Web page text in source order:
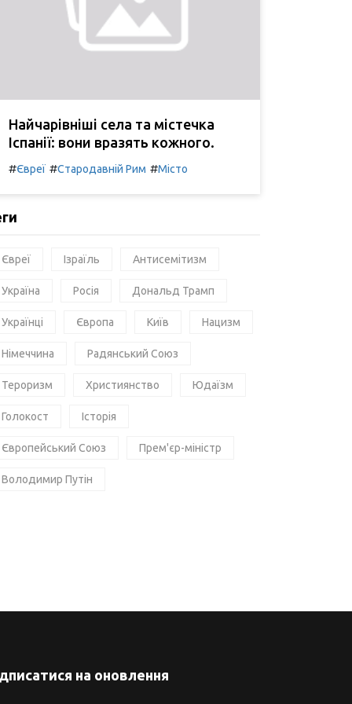
Найчарівніші села та містечка
Іспанії: вони вразять кожного.
#Євреї #Стародавній Рим #Місто
Євреї Ізраїль Антисемітизм
Україна Росія Дональд Трамп
Українці Європа Київ Нацизм
Німеччина Радянський Союз
Тероризм Християнство Юдаїзм
Голокост Історія
Європейський Союз Прем'єр-міністр
Володимир Путін
на оновлення